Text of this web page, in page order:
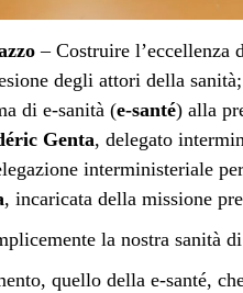
– Costruire l’eccellenza
degli attori della
di e-sanità (e-santé) alla
Genta, delegato
interministeriale
, incaricata della missione
la nostra sanità
quello della e-santé,